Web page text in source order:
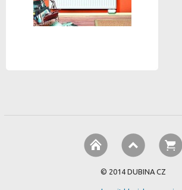
© 2014 DUBINA CZ